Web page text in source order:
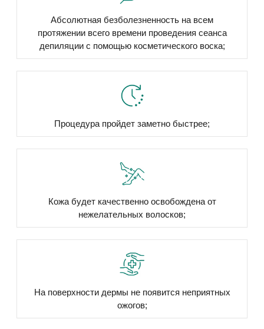
Абсолютная безболезненность на всем
протяжении всего времени проведения сеанса
депиляции с помощью косметического воска;
Процедура пройдет заметно быстрее;
Кожа будет качественно освобождена от
нежелательных волосков;
На поверхности дермы не появится неприятных
ожогов;